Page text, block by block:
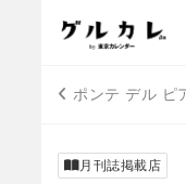
ポンテ デル ピ
月刊誌掲載店